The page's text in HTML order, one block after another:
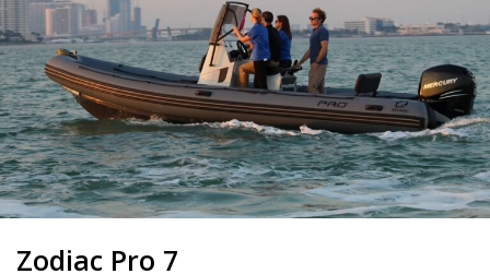
Zodiac Pro 7